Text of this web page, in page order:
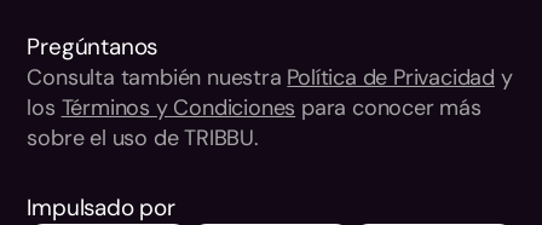
Pregúntanos
Consulta también nuestra Política de Privacidad y
los Términos y Condiciones para conocer más
sobre el uso de TRIBBU.
Impulsado por